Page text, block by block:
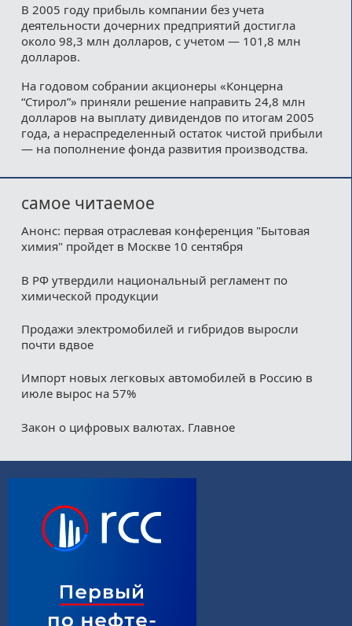
В 2005 году прибыль компании без учета
деятельности дочерних предприятий достигла
около 98,3 млн долларов, с учетом — 101,8 млн
долларов.
На годовом собрании акционеры «Концерна
“Стирол”» приняли решение направить 24,8 млн
долларов на выплату дивидендов по итогам 2005
года, а нераспределенный остаток чистой прибыли
— на пополнение фонда развития производства.
самое читаемое
Анонс: первая отраслевая конференция "Бытовая
химия" пройдет в Москве 10 сентября
В РФ утвердили национальный регламент по
химической продукции
Продажи электромобилей и гибридов выросли
почти вдвое
Импорт новых легковых автомобилей в Россию в
июле вырос на 57%
Закон о цифровых валютах. Главное